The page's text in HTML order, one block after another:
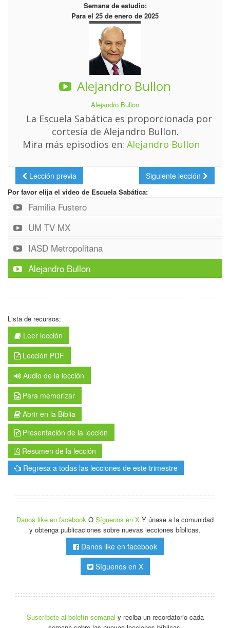
Semana de estudio:
Para el 25 de enero de 2025
Alejandro Bullon
Alejandro Bullon
La Escuela Sabática es proporcionada por
cortesía de Alejandro Bullon.
Mira más episodios en: Alejandro Bullon
Lección previa Siguiente lección
Por favor elija el video de Escuela Sabática:
Familia Fustero
UM TV MX
IASD Metropolitana
Alejandro Bullon
Lista de recursos:
Leer lección
Lección PDF
Audio de la lección
Para memorizar
Abrir en la Biblia
Presentación de la lección
Resumen de la lección
Regresa a todas las lecciones de este trimestre
Danos like en facebook O Síguenos en X Y únase a la comunidad
y obtenga publicaciones sobre nuevas lecciones bíblicas.
Danos like en facebook
Síguenos en X
Suscríbete al boletín semanal y reciba un recordatorio cada